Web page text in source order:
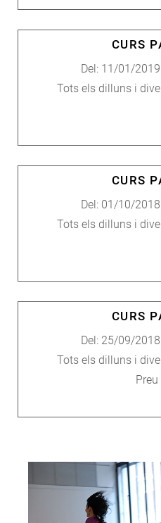
CURS
Del: 11/01/
Tots els dilluns i
CURS
Del: 01/10/
Tots els dilluns i
CURS
Del: 25/09/
Tots els dilluns i